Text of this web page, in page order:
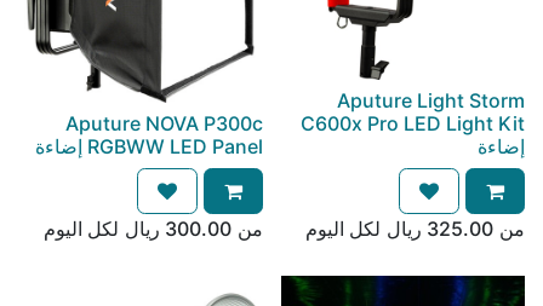
Aputure Light Storm
C600x Pro LED Light Kit
إضاءة
من 325.00 ريال لكل اليوم
Aputure NOVA P300c
RGBWW LED Panel إضاءة
من 300.00 ريال لكل اليوم